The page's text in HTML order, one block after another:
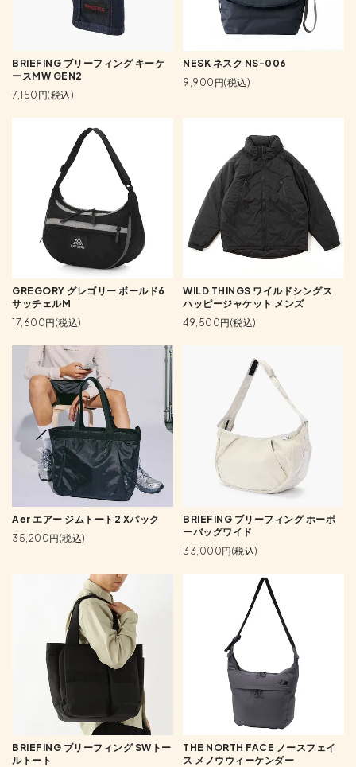
BRIEFING ブリーフィング キーケ
ースMW GEN2
7,150円(税込)
NESK ネスク NS-006
9,900円(税込)
GREGORY グレゴリー ボールド6
サッチェルM
17,600円(税込)
WILD THINGS ワイルドシングス
ハッピージャケット メンズ
49,500円(税込)
Aer エアー ジムトート2 Xパック
35,200円(税込)
BRIEFING ブリーフィング ホーボ
ーバッグワイド
33,000円(税込)
BRIEFING ブリーフィング SWトー
ルトート
THE NORTH FACE ノースフェイ
ス メノウウィーケンダー